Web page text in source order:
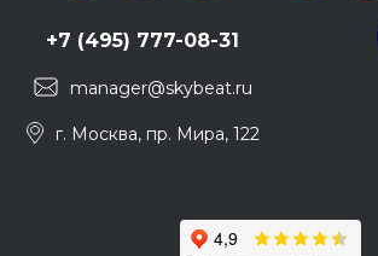
+7 (495) 777-08-31
manager@skybeat.ru
г. Москва, пр. Мира, 122